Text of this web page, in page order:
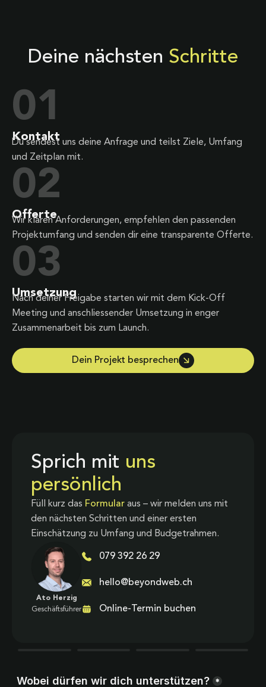
Deine nächsten Schritte
01
Kontakt
Du sendest uns deine Anfrage und teilst Ziele, Umfang
und Zeitplan mit.
02
Offerte
Wir klären Anforderungen, empfehlen den passenden
Projektumfang und senden dir eine transparente Offerte.
03
Umsetzung
Nach deiner Freigabe starten wir mit dem Kick-Off
Meeting und anschliessender Umsetzung in enger
Zusammenarbeit bis zum Launch.
Dein Projekt besprechen
Sprich mit uns
persönlich
Füll kurz das Formular aus – wir melden uns mit
den nächsten Schritten und einer ersten
Einschätzung zu Umfang und Budgetrahmen.
Ato Herzig
Geschäftsführer
079 392 26 29
hello@beyondweb.ch
Online-Termin buchen